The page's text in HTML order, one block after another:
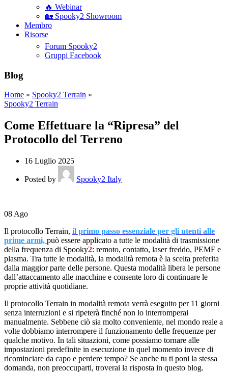
🔥 Webinar
🏡 Spooky2 Showroom
Membro
Risorse
Forum Spooky2
Gruppi Facebook
Blog
Home » Spooky2 Terrain »
Spooky2 Terrain
Come Effettuare la “Ripresa” del
Protocollo del Terreno
16 Luglio 2025
Posted by Spooky2 Italy
08 Ago
Il protocollo Terrain, il primo passo essenziale per gli utenti alle
prime armi, può essere applicato a tutte le modalità di trasmissione
della frequenza di Spooky2: remoto, contatto, laser freddo, PEMF e
plasma. Tra tutte le modalità, la modalità remota è la scelta preferita
dalla maggior parte delle persone. Questa modalità libera le persone
dall’attaccamento alle macchine e consente loro di continuare le
proprie attività quotidiane.
Il protocollo Terrain in modalità remota verrà eseguito per 11 giorni
senza interruzioni e si ripeterà finché non lo interromperai
manualmente. Sebbene ciò sia molto conveniente, nel mondo reale a
volte dobbiamo interrompere il funzionamento delle frequenze per
qualche motivo. In tali situazioni, come possiamo tornare alle
impostazioni predefinite in esecuzione in quel momento invece di
ricominciare da capo e perdere tempo? Se anche tu ti poni la stessa
domanda, non preoccuparti, troverai la risposta in questo blog.